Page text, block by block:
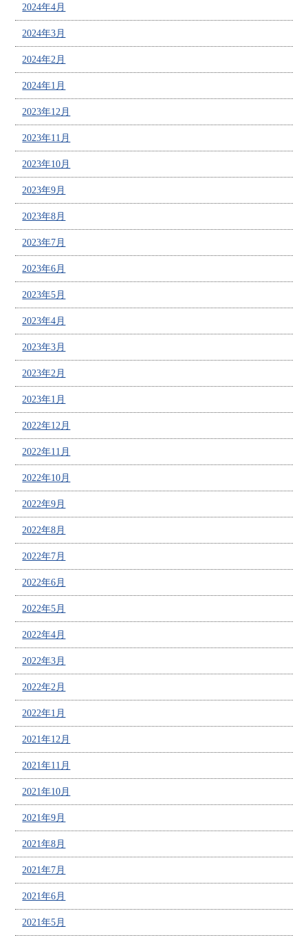
2024年4月
2024年3月
2024年2月
2024年1月
2023年12月
2023年11月
2023年10月
2023年9月
2023年8月
2023年7月
2023年6月
2023年5月
2023年4月
2023年3月
2023年2月
2023年1月
2022年12月
2022年11月
2022年10月
2022年9月
2022年8月
2022年7月
2022年6月
2022年5月
2022年4月
2022年3月
2022年2月
2022年1月
2021年12月
2021年11月
2021年10月
2021年9月
2021年8月
2021年7月
2021年6月
2021年5月